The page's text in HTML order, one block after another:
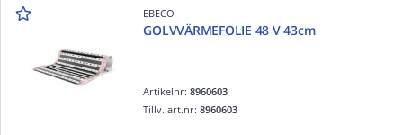
EBECO
GOLVVÄRMEFOLIE 48 V 43cm
Artikelnr:8960603
Tillv. art.nr:8960603